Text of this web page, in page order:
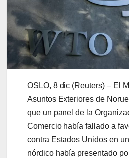
OSLO, 8 dic (Reuters) – El
Asuntos Exteriores de
que un panel de la
Comercio había fallado a
contra Estados Unidos en
nórdico había presentado